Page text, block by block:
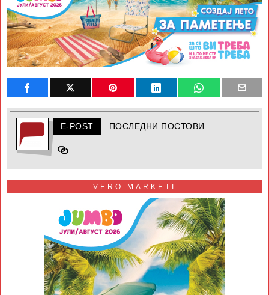
E-POST ПОСЛЕДНИ ПОСТОВИ
VERO MARKETI